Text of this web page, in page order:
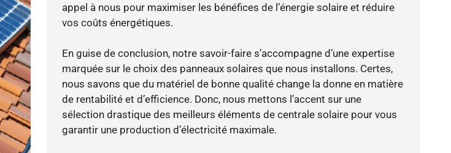
appel à nous pour maximiser les bénéfices de l’énergie solaire et réduire
vos coûts énergétiques.
En guise de conclusion, notre savoir-faire s’accompagne d’une expertise
marquée sur le choix des panneaux solaires que nous installons. Certes,
nous savons que du matériel de bonne qualité change la donne en matière
de rentabilité et d’efficience. Donc, nous mettons l’accent sur une
sélection drastique des meilleurs éléments de centrale solaire pour vous
garantir une production d’électricité maximale.